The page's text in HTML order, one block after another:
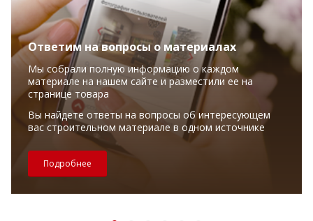
Ответим на вопросы о материалах
Мы собрали полную информацию о каждом
материале на нашем сайте и разместили ее на
странице товара
Вы найдете ответы на вопросы об интересующем
вас строительном материале в одном источнике
Подробнее